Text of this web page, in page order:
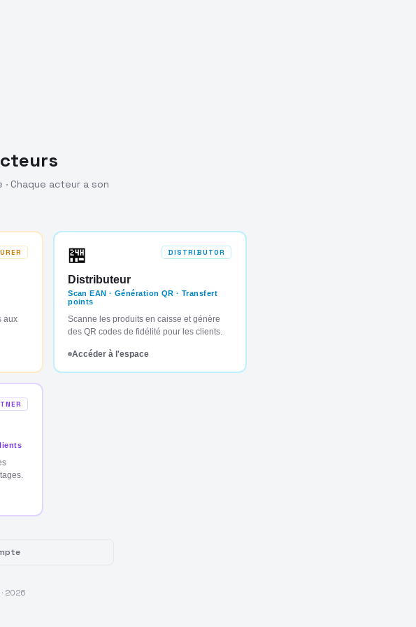
Chaque acteur a son
aux
🏪 DISTRIBUTOR
Distributeur
Scan EAN · Génération QR · Transfert
points
Scanne les produits en caisse et génère
des QR codes de fidélité pour les clients.
Accéder à l'espace
2026